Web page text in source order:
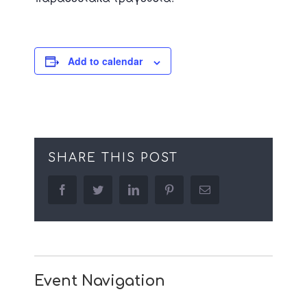
Add to calendar
SHARE THIS POST
facebooktwitter linkedin pinterestEmail
Event Navigation